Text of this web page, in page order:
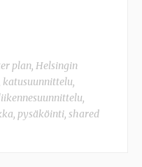
plan, Helsingin
katusuunnittelu,
,
, pysäköinti, shared